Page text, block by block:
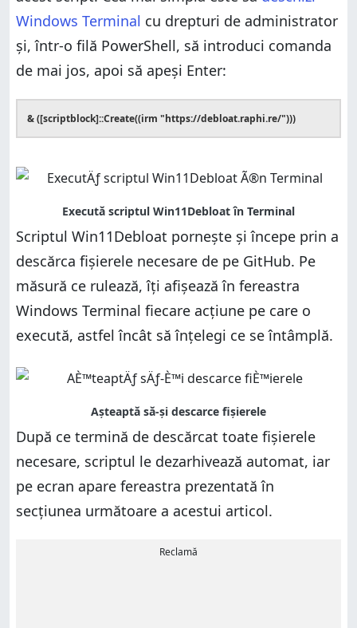
Windows Terminal cu drepturi de administrator
și, într-o filă PowerShell, să introduci comanda
de mai jos, apoi să apeși Enter:
& ([scriptblock]::Create((irm "https://debloat.raphi.re/")))
Scriptul Win11Debloat pornește și începe prin a
descărca fișierele necesare de pe GitHub. Pe
măsură ce rulează, îți afișează în fereastra
Windows Terminal fiecare acțiune pe care o
execută, astfel încât să înțelegi ce se întâmplă.
După ce termină de descărcat toate fișierele
necesare, scriptul le dezarhivează automat, iar
pe ecran apare fereastra prezentată în
secțiunea următoare a acestui articol.
Reclamă